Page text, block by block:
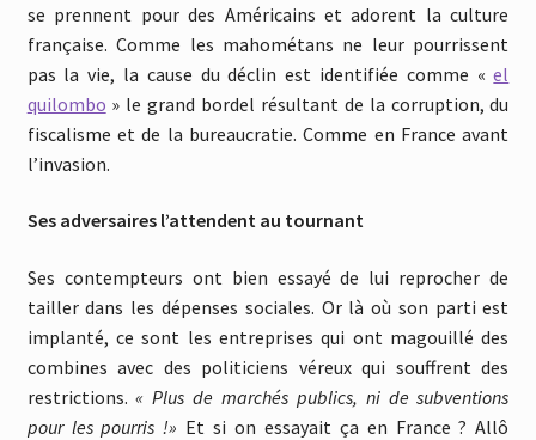
se prennent pour des Américains et adorent la culture
française. Comme les mahométans ne leur pourrissent
pas la vie, la cause du déclin est identifiée comme «el
quilombo » le grand bordel résultant de la corruption, du
fiscalisme et de la bureaucratie. Comme en France avant
l’invasion.
Ses adversaires l’attendent au tournant
Ses contempteurs ont bien essayé de lui reprocher de
tailler dans les dépenses sociales. Or là où son parti est
implanté, ce sont les entreprises qui ont magouillé des
combines avec des politiciens véreux qui souffrent des
restrictions.« Plus de marchés publics, ni de subventions
pour les pourris !» Et si on essayait ça en France ? Allô